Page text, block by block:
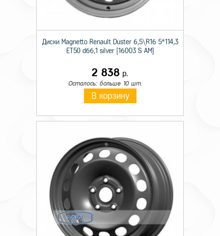
Диски Magnetto Renault Duster 6,5\R16 5*114,3
ET50 d66,1 silver [16003 S AM]
2 838 р.
Осталось: больше 10 шт.
В корзину